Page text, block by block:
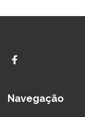
Navegação